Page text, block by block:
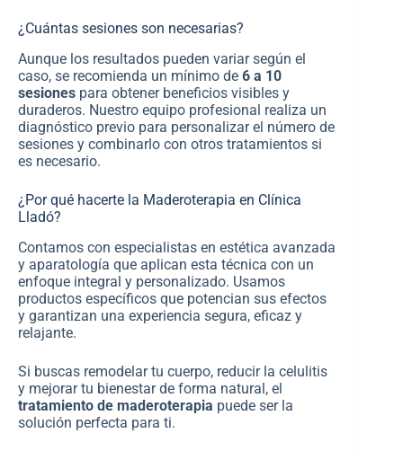
¿Cuántas sesiones son necesarias?
Aunque los resultados pueden variar según el
caso, se recomienda un mínimo de 6 a 10
sesiones para obtener beneficios visibles y
duraderos. Nuestro equipo profesional realiza un
diagnóstico previo para personalizar el número de
sesiones y combinarlo con otros tratamientos si
es necesario.
¿Por qué hacerte la Maderoterapia en Clínica
Lladó?
Contamos con especialistas en estética avanzada
y aparatología que aplican esta técnica con un
enfoque integral y personalizado. Usamos
productos específicos que potencian sus efectos
y garantizan una experiencia segura, eficaz y
relajante.
Si buscas remodelar tu cuerpo, reducir la celulitis
y mejorar tu bienestar de forma natural, el
tratamiento de maderoterapia puede ser la
solución perfecta para ti.